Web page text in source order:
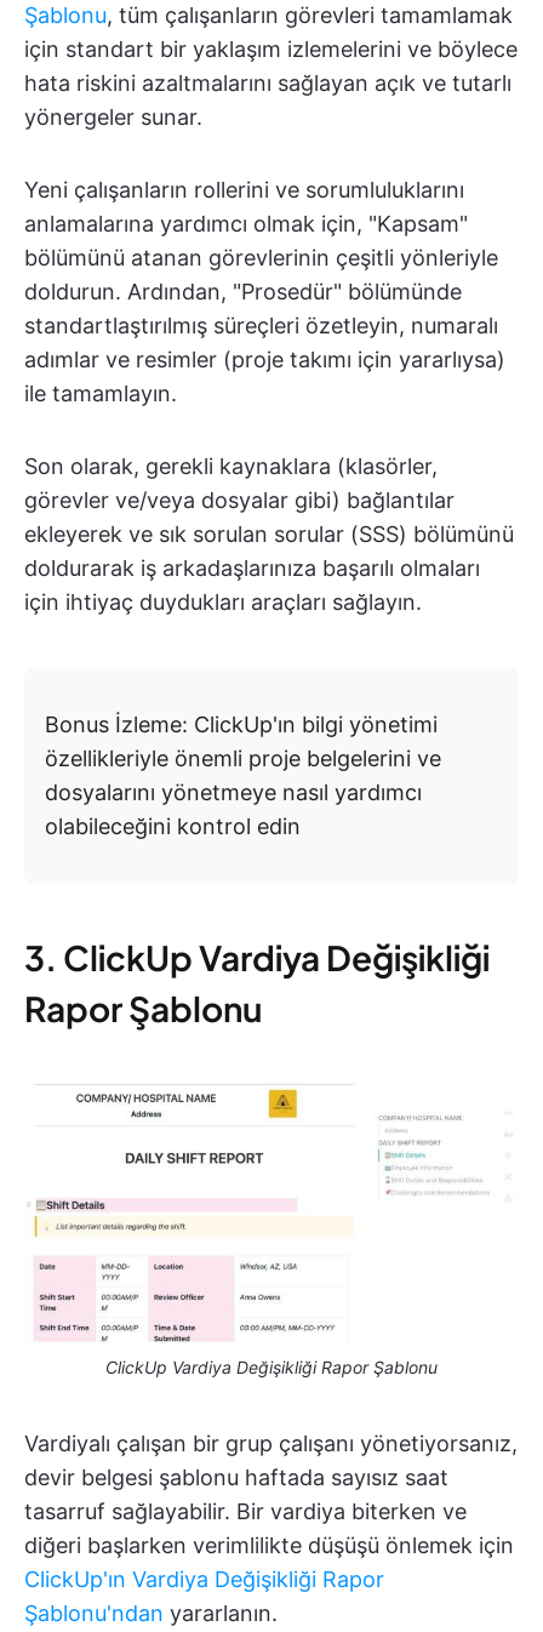
Şablonu, tüm çalışanların görevleri tamamlamak
için standart bir yaklaşım izlemelerini ve böylece
hata riskini azaltmalarını sağlayan açık ve tutarlı
yönergeler sunar.
Yeni çalışanların rollerini ve sorumluluklarını
anlamalarına yardımcı olmak için, "Kapsam"
bölümünü atanan görevlerinin çeşitli yönleriyle
doldurun. Ardından, "Prosedür" bölümünde
standartlaştırılmış süreçleri özetleyin, numaralı
adımlar ve resimler (proje takımı için yararlıysa)
ile tamamlayın.
Son olarak, gerekli kaynaklara (klasörler,
görevler ve/veya dosyalar gibi) bağlantılar
ekleyerek ve sık sorulan sorular (SSS) bölümünü
doldurarak iş arkadaşlarınıza başarılı olmaları
için ihtiyaç duydukları araçları sağlayın.
Bonus İzleme: ClickUp'ın bilgi yönetimi
özellikleriyle önemli proje belgelerini ve
dosyalarını yönetmeye nasıl yardımcı
olabileceğini kontrol edin
3. ClickUp Vardiya Değişikliği
Rapor Şablonu
ClickUp Vardiya Değişikliği Rapor Şablonu
Vardiyalı çalışan bir grup çalışanı yönetiyorsanız,
devir belgesi şablonu haftada sayısız saat
tasarruf sağlayabilir. Bir vardiya biterken ve
diğeri başlarken verimlilikte düşüşü önlemek için
ClickUp'ın Vardiya Değişikliği Rapor
Şablonu'ndan yararlanın.